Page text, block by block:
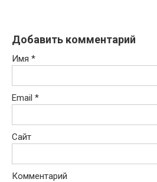
Добавить комментарий
Имя *
Email *
Сайт
Комментарий